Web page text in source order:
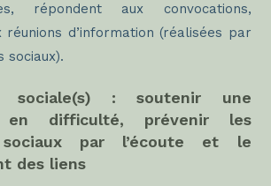
répondent aux convocations,
d’information (réalisées par
sociaux).
sociale(s) : soutenir une
en difficulté, prévenir les
sociaux par l’écoute et le
des liens